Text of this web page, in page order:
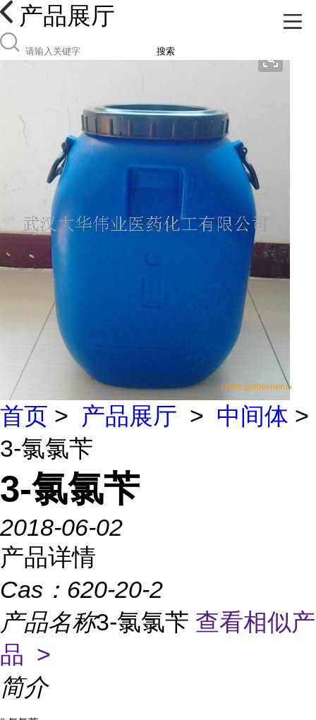
产品展厅
搜索
首页 > 产品展厅 > 中间体 >
3-氯氯苄
3-氯氯苄
2018-06-02
产品详情
Cas： 620-20-2
产品名称3-氯氯苄 查看相似产
品 >
简介